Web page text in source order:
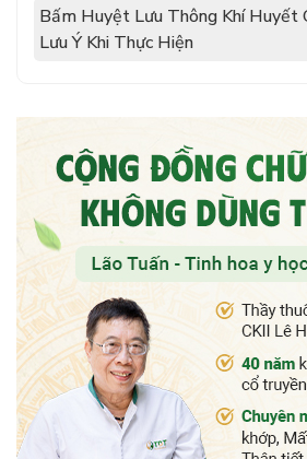
Bấm Huyệt Lưu Thông Khí Huyết
Lưu Ý Khi Thực Hiện